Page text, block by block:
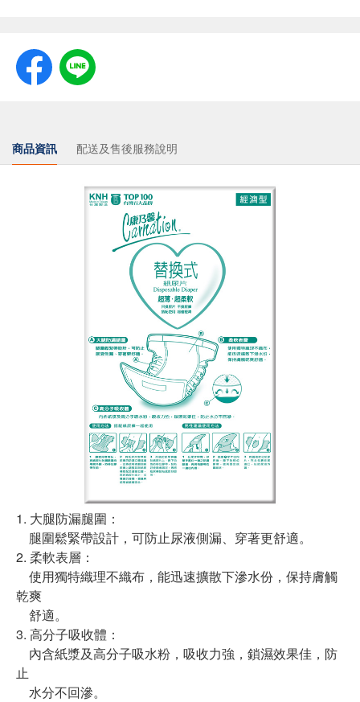
商品資訊 配送及售後服務說明
1. 大腿防漏腿圍：
腿圍鬆緊帶設計，可防止尿液側漏、穿著更舒適。
2. 柔軟表層：
使用獨特織理不織布，能迅速擴散下滲水份，保持膚觸
乾爽
舒適。
3. 高分子吸收體：
內含紙漿及高分子吸水粉，吸收力強，鎖濕效果佳，防
止
水分不回滲。